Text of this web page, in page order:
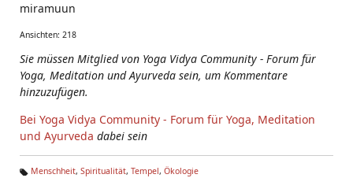
miramuun
Ansichten: 218
Sie müssen Mitglied von Yoga Vidya Community - Forum für
Yoga, Meditation und Ayurveda sein, um Kommentare
hinzuzufügen.
Bei Yoga Vidya Community - Forum für Yoga, Meditation
und Ayurveda dabei sein
Menschheit, Spiritualität, Tempel, Ökologie